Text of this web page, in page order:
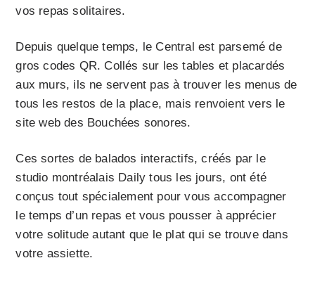
vos repas solitaires.
Depuis quelque temps, le Central est parsemé de
gros codes QR. Collés sur les tables et placardés
aux murs, ils ne servent pas à trouver les menus de
tous les restos de la place, mais renvoient vers le
site web des Bouchées sonores.
Ces sortes de balados interactifs, créés par le
studio montréalais Daily tous les jours, ont été
conçus tout spécialement pour vous accompagner
le temps d’un repas et vous pousser à apprécier
votre solitude autant que le plat qui se trouve dans
votre assiette.